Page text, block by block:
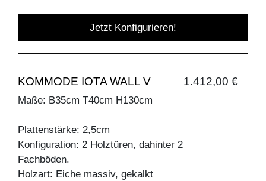
Jetzt Konfigurieren!
KOMMODE IOTA WALL V 1.412,00 €
Maße: B35cm T40cm H130cm
Plattenstärke: 2,5cm
Konfiguration: 2 Holztüren, dahinter 2
Fachböden.
Holzart: Eiche massiv, gekalkt